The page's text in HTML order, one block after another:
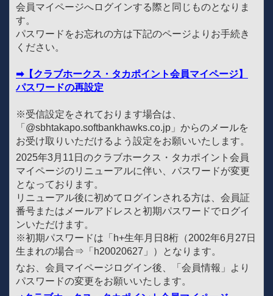
会員マイページへログインする際と同じものとなりま
す。
パスワードをお忘れの方は下記のページよりお手続き
ください。
➡【クラブホークス・タカポイント会員マイページ】
パスワードの再設定
※受信設定をされております場合は、
「@sbhtakapo.softbankhawks.co.jp」からのメールを
お受け取りいただけるよう設定をお願いいたします。
2025年3月11日のクラブホークス・タカポイント会員
マイページのリニューアルに伴い、パスワードが変更
となっております。
リニューアル後に初めてログインされる方は、会員証
番号またはメールアドレスと初期パスワードでログイ
ンいただけます。
※初期パスワードは「h+生年月日8桁（2002年6月27日
生まれの場合⇒「h20020627」）となります。
なお、会員マイページログイン後、「会員情報」より
パスワードの変更をお願いいたします。